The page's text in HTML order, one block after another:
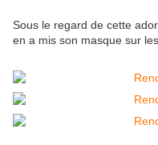
Sous le regard de cette
en a mis son masque sur